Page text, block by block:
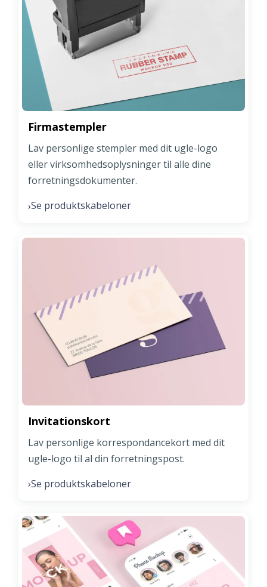
Firmastempler
Lav personlige stempler med dit ugle-logo
eller virksomhedsoplysninger til alle dine
forretningsdokumenter.
›Se produktskabeloner
Invitationskort
Lav personlige korrespondancekort med dit
ugle-logo til al din forretningspost.
›Se produktskabeloner